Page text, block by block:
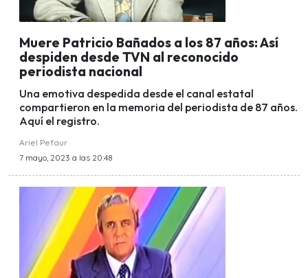
Muere Patricio Bañados a los 87 años: Así
despiden desde TVN al reconocido
periodista nacional
Una emotiva despedida desde el canal estatal
compartieron en la memoria del periodista de 87 años.
Aquí el registro.
Ariel Pefaur
7 mayo, 2023 a las 20:48